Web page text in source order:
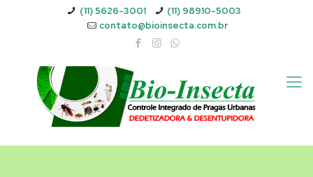
(11) 5626-3001
(11) 98910-5003
contato@bioinsecta.com.br